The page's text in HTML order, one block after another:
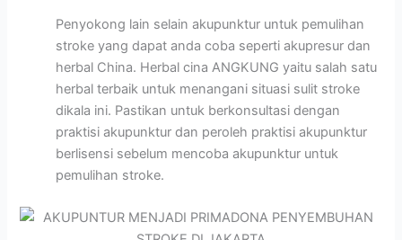
Penyokong lain selain akupunktur untuk pemulihan
stroke yang dapat anda coba seperti akupresur dan
herbal China. Herbal cina ANGKUNG yaitu salah satu
herbal terbaik untuk menangani situasi sulit stroke
dikala ini. Pastikan untuk berkonsultasi dengan
praktisi akupunktur dan peroleh praktisi akupunktur
berlisensi sebelum mencoba akupunktur untuk
pemulihan stroke.